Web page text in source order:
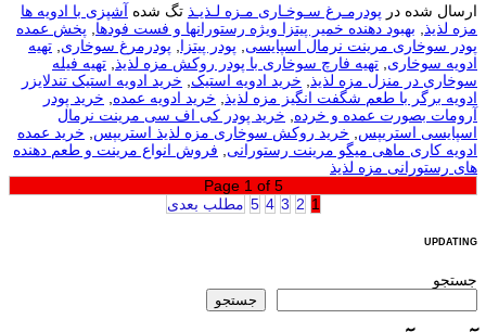
ارسال شده در پودرمـرغ سـوخـاری مـزه لـذیـذ تگ شده آشپزی با ادویه ها
مزه لذیذ
بهبود دهنده خمیر پیتزا ویژه رستورانها و فست فودها
پخش عمده
پودر سوخاری مرینت نرمال اسپایسی
پودر پیتزا پودرمرغ سوخاری تهیه
ادویه سوخاری تهیه فارچ سوخاری با پودر روکش مزه لذیذ
تهیه فیله
سوخاری در منزل مزه لذیذ
خرید ادویه استیک
خرید ادویه استیک تندلایزر
ادویه برگر با طعم شگفت انگیز مزه لذیذ
خرید ادویه عمده
خرید پودر
آرومات بصورت عمده و خرده
خرید پودر کی اف سی مرینت نرمال
اسپایسی استریپس
خرید روکش سوخاری مزه لذیذ استریپس
خرید عمده
ادویه کاری ماهی میگو مرینت رستورانی
فروش انواع مرینت و طعم دهنده
های رستورانی مزه لذیذ
Page 1 of 5
1
2
3
4
5 مطلب بعدی
UPDATING
جستجو
جستجو